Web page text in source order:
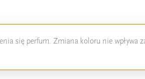
się perfum. Zmiana koloru nie wpływa